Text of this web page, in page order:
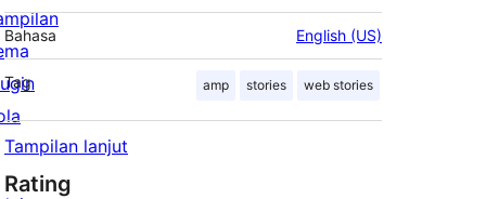
Bahasa English (US)
Tag amp stories web stories
Tampilan lanjut
Rating